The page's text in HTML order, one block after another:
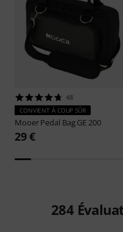
48
CONVIENT À COUP SÛR
MooerPedal Bag GE 200
29 €
284